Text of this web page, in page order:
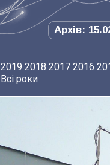
Архів:
2019 2018 2017 2016
Всі роки